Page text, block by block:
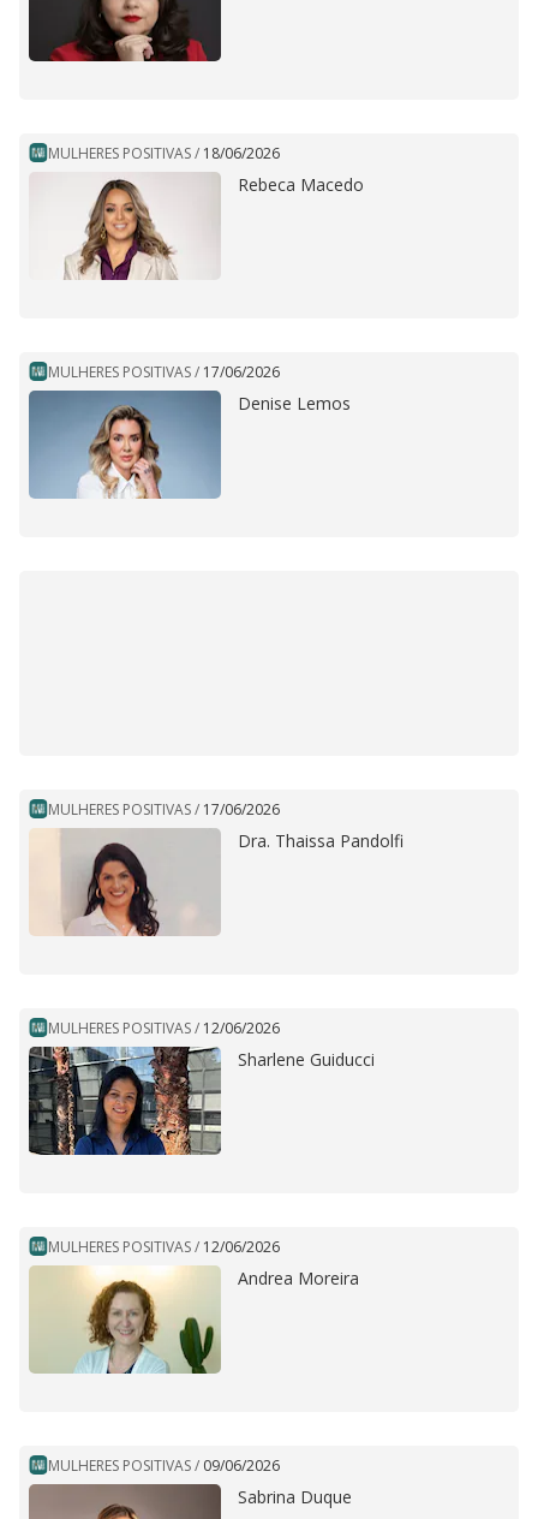
MULHERES POSITIVAS/ 18/06/2026
Rebeca Macedo
MULHERES POSITIVAS/ 17/06/2026
Denise Lemos
MULHERES POSITIVAS/ 17/06/2026
Dra. Thaissa Pandolfi
MULHERES POSITIVAS/ 12/06/2026
Sharlene Guiducci
MULHERES POSITIVAS/ 12/06/2026
Andrea Moreira
MULHERES POSITIVAS/ 09/06/2026
Sabrina Duque